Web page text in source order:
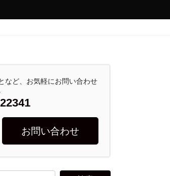
など、お気軽にお問い合わせ
お問い合わせ